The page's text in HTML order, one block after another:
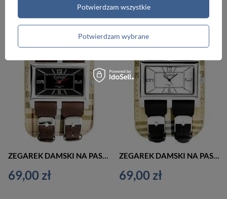
ZEGAREK DAMSKI NA PASKU CASUAL EXTREIM EXT-Y013B-4A (zx674d)
69,00 zł
ZEGAREK DAMSKI NA PASKU CASUAL EXTREIM EXT-Y013B-5A (zx674e)
69,00 zł
Potwierdzam wybrane
Potwierdzam wszystkie